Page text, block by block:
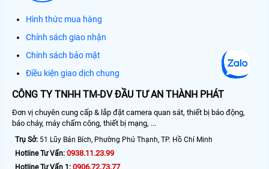
Hình thức mua hàng
Chính sách giao nhận
Chính sách bảo mật
Điều kiện giao dịch chung
CÔNG TY TNHH TM-DV ĐẦU TƯ AN THÀNH PHÁT
Đơn vị chuyên cung cấp & lắp đặt camera quan sát, thiết bị báo động,
báo cháy, máy chấm công, thiết bị mạng, ...
Trụ Sở: 51 Lũy Bán Bích, Phường Phú Thạnh, TP. Hồ Chí Minh
Hotline Tư Vấn: 0938.11.23.99
Hotline Tư Vấn 1: 0906.72.73.77